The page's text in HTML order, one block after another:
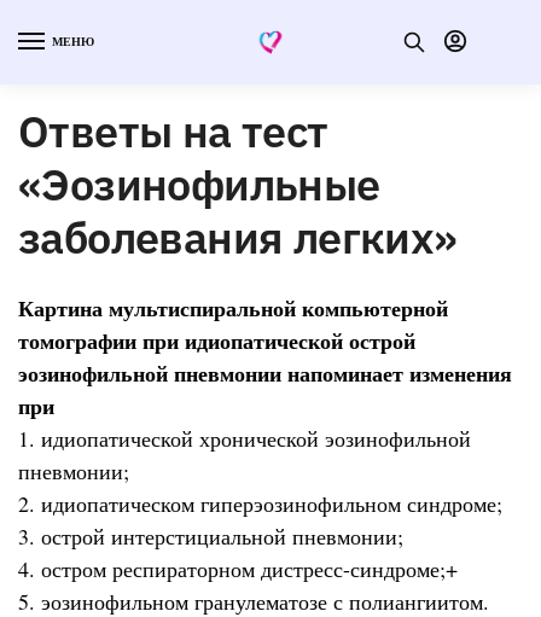
МЕНЮ
Ответы на тест
«Эозинофильные
заболевания легких»
Картина мультиспиральной компьютерной
томографии при идиопатической острой
эозинофильной пневмонии напоминает изменения
при
1. идиопатической хронической эозинофильной
пневмонии;
2. идиопатическом гиперэозинофильном синдроме;
3. острой интерстициальной пневмонии;
4. остром респираторном дистресс-синдроме;+
5. эозинофильном гранулематозе с полиангиитом.